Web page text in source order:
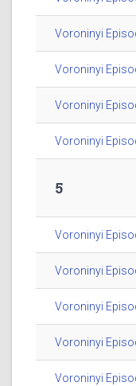
Voroninyi
Voroninyi
Voroninyi
Voroninyi
5
Voroninyi
Voroninyi
Voroninyi
Voroninyi
Voroninyi